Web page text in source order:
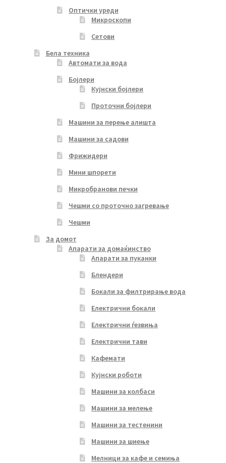
Оптички уреди
Микроскопи
Сетови
Бела техника
Автомати за вода
Бојлери
Кујнски бојлери
Проточни бојлери
Машини за перење алишта
Машини за садови
Фрижидери
Мини шпорети
Микробранови печки
Чешми со проточно загревање
Чешми
За домот
Апарати за домаќинство
Апарати за пуканки
Блендери
Бокали за филтрирање вода
Електрични бокали
Електрични ѓезвиња
Електрични тави
Кафемати
Кујнски роботи
Машини за колбаси
Машини за мелење
Машини за тестенини
Машини за шиење
Мелници за кафе и семиња